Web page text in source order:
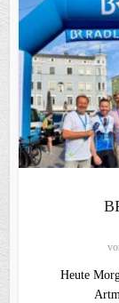
Heute